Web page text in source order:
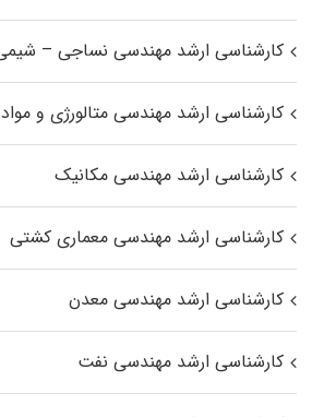
کارشناسی ارشد مهندسی نساجی –
کارشناسی ارشد مهندسی متالورژی و مواد
کارشناسی ارشد مهندسی مکانیک
کارشناسی ارشد مهندسی معماری کشتی
کارشناسی ارشد مهندسی معدن
کارشناسی ارشد مهندسی نفت